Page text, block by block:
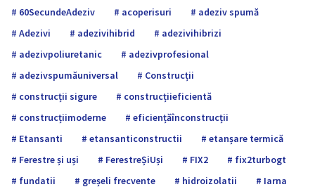
60SecundeAdeziv acoperisuri
adeziv spumă
Adezivi
adezivihibrid
adezivihibrizi
adezivpoliuretanic
adezivprofesional
adezivspumăuniversal
Construcții
construcții sigure
construcțiieficientă
construcțiimoderne
eficiențăînconstrucții
Etansanti
etansanticonstructii
etanșare termică
Ferestre și uși
FerestreȘiUși FIX2
fix2turbogt
fundatii
greșeli frecvente hidroizolatii
Iarna